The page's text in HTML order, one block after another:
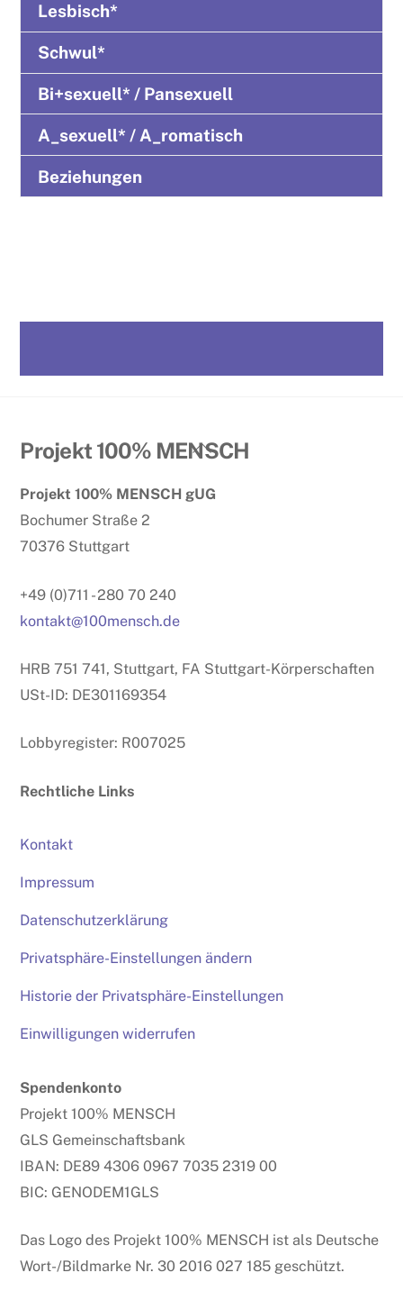
Lesbisch*
Schwul*
Bi+sexuell* / Pansexuell
A_sexuell* / A_romatisch
Beziehungen
Back
Top
Projekt 100% MENSCH
Projekt 100% MENSCH gUG
Bochumer Straße 2
70376 Stuttgart
+49 (0)711 - 280 70 240
kontakt@100mensch.de
HRB 751 741, Stuttgart, FA Stuttgart-Körperschaften
USt-ID: DE301169354
Lobbyregister: R007025
Rechtliche Links
Kontakt
Impressum
Datenschutzerklärung
Privatsphäre-Einstellungen ändern
Historie der Privatsphäre-Einstellungen
Einwilligungen widerrufen
Spendenkonto
Projekt 100% MENSCH
GLS Gemeinschaftsbank
IBAN: DE89 4306 0967 7035 2319 00
BIC: GENODEM1GLS
Das Logo des Projekt 100% MENSCH ist als Deutsche
Wort-/Bildmarke Nr. 30 2016 027 185 geschützt.